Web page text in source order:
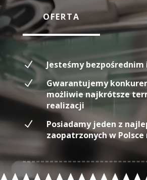
OFERTA
N
Jesteśmy
N
Gwarantujemy
możliwie najkrótsze
realizacji
N
Posiadamy jeden z
zaopatrzonych w